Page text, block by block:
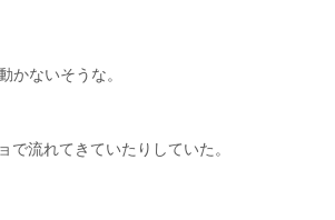
ないそうな。
流れてきていたりしていた。